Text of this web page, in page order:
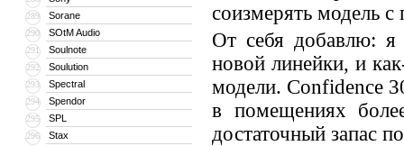
289 Sorane
290 SOtM Audio
291 Soulnote
292 Soulution
293 Spectral
294 Spendor
295 SPL
296 Stax
соизмерять модель
От себя добавлю: я
новой линейки, и
модели. Confidence
в помещениях
достаточный запас